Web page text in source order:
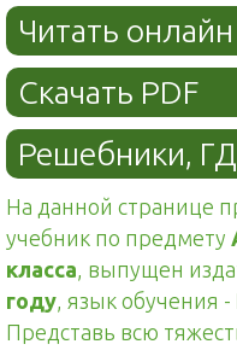
Читать онлайн
Скачать PDF
Решебники,
На данной странице
учебник по предмету
класса, выпущен
году, язык обучения -
Представь всю